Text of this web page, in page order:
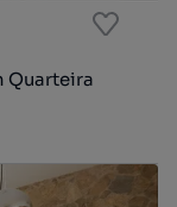
Quarteira